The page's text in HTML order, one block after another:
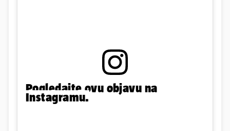
Pogledajte ovu objavu na
Instagramu.